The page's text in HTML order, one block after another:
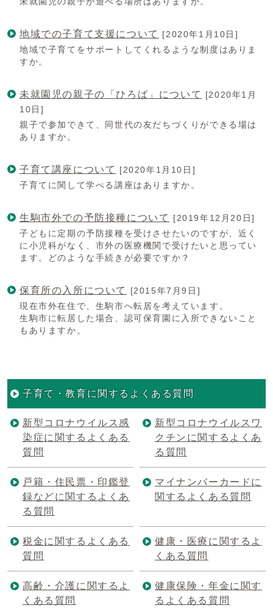
地域での子育て支援について [2020年1月10日]
地域で子育てをサポートしてくれるような制度はありま
すか。
未就園児の親子の「ひろば」について
[2020年1月
10日]
親子で参加できて、同世代の友だちづくりができる場は
ありますか。
子育て講座について [2020年1月10日]
子育てに関して学べる講座はありますか。
生駒市外での予防接種について [2019年12月20日]
子どもに定期の予防接種を受けさせたいのですが、近く
に小児科がなく、市外の医療機関で受けたいと思ってい
ます。どのような手続きが必要ですか？
保育所の入所について [2015年7月9日]
現在市外在住で、生駒市へ転居を考えています。
生駒市に転居した場合、認可保育園に入所できないこと
もありますか。
子育て・教育に関するよくある質問
新型コロナウイルス感
染症に関するよくある
質問
新型コロナウイルスワ
クチンに関するよくあ
る質問
戸籍・住民票・印鑑登
録などに関するよくあ
る質問
マイナンバーカードに
関するよくある質問
税金に関するよくある
質問
健康・医療に関するよ
くある質問
高齢・介護に関するよ
くある質問
健康保険・年金に関す
るよくある質問